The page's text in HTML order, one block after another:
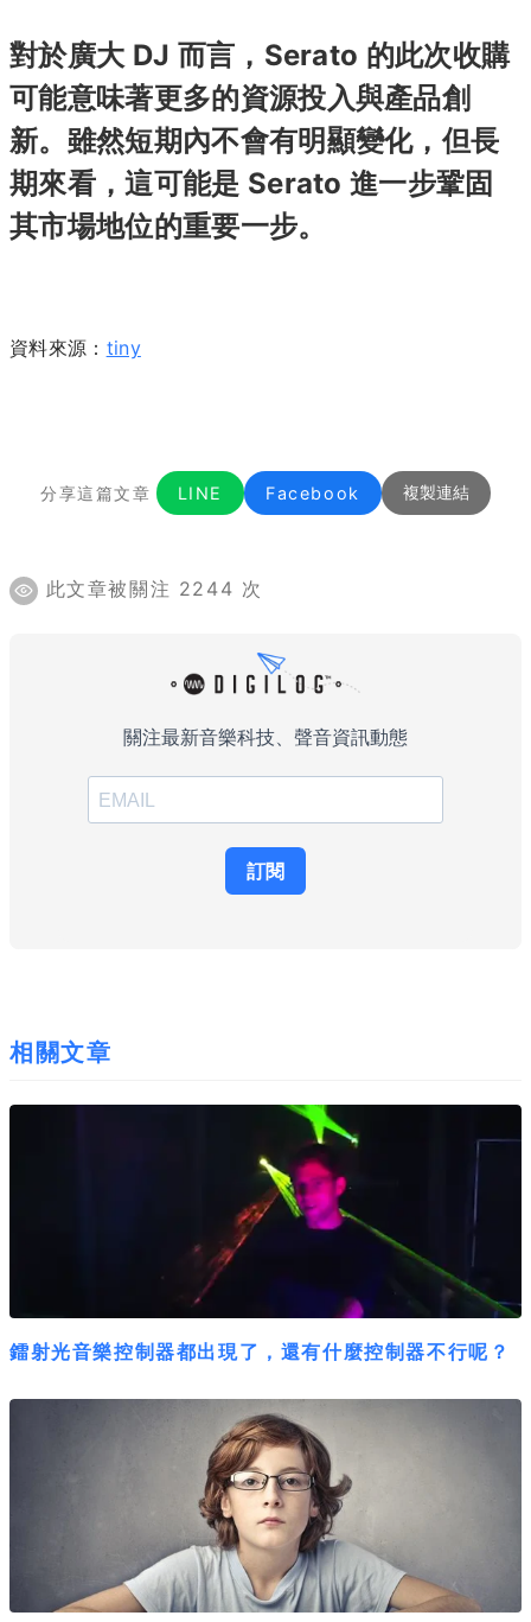
對於廣大 DJ 而言，Serato 的此次收購
可能意味著更多的資源投入與產品創
新。​雖然短期內不會有明顯變化，但長
期來看，這可能是 Serato 進一步鞏固
其市場地位的重要一步。
資料來源： tiny
分享這篇文章 LINE Facebook 複製連結
此文章被關注 2244 次
相關文章
鐳射光音樂控制器都出現了，還有什麼控制器不行呢？